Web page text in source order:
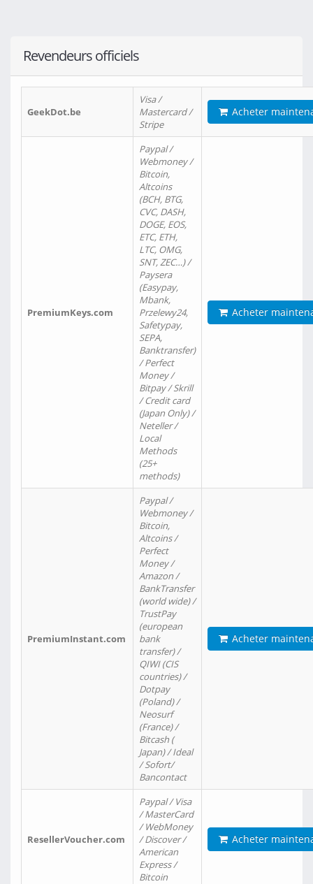
Revendeurs officiels
GeekDot.be
Visa /
Mastercard /
Stripe
Acheter
PremiumKeys.com
Paypal /
Webmoney /
Bitcoin,
Altcoins
(BCH, BTG,
CVC, DASH,
DOGE, EOS,
ETC, ETH,
LTC, OMG,
SNT, ZEC…) /
Paysera
(Easypay,
Mbank,
Przelewy24,
Safetypay,
SEPA,
Banktransfer)
/ Perfect
Money /
Bitpay / Skrill
/ Credit card
(Japan Only) /
Neteller /
Local
Methods
(25+
methods)
Acheter
PremiumInstant.com
Paypal /
Webmoney /
Bitcoin,
Altcoins /
Perfect
Money /
Amazon /
BankTransfer
(world wide) /
TrustPay
(european
bank
transfer) /
QIWI (CIS
countries) /
Dotpay
(Poland) /
Neosurf
(France) /
Bitcash (
Japan) / Ideal
/ Sofort/
Bancontact
Acheter
ResellerVoucher.com
Paypal / Visa
/ MasterCard
/ WebMoney
/ Discover /
American
Express /
Bitcoin
Acheter